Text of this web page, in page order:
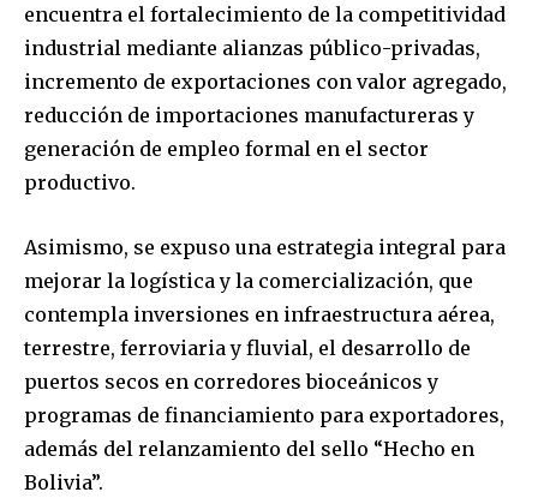
encuentra el fortalecimiento de la competitividad
industrial mediante alianzas público-privadas,
incremento de exportaciones con valor agregado,
reducción de importaciones manufactureras y
generación de empleo formal en el sector
productivo.
Asimismo, se expuso una estrategia integral para
mejorar la logística y la comercialización, que
contempla inversiones en infraestructura aérea,
terrestre, ferroviaria y fluvial, el desarrollo de
puertos secos en corredores bioceánicos y
programas de financiamiento para exportadores,
además del relanzamiento del sello “Hecho en
Bolivia”.